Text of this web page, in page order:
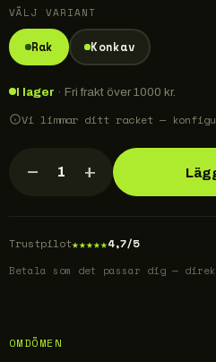
VÄLJ VARIANT
Rak Konkav
I lager · Fri frakt över 1000 kr.
Vi limmar ditt racket —
− 1 +
Trustpilot★★★★★4,7/5
Betala som det passar dig —
OMDÖMEN